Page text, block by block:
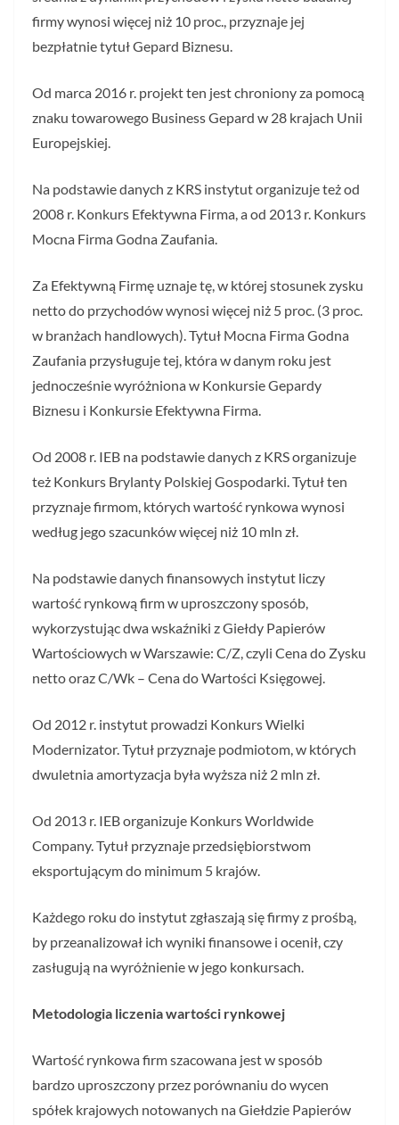
firmy wynosi więcej niż 10 proc., przyznaje jej
bezpłatnie tytuł Gepard Biznesu.
Od marca 2016 r. projekt ten jest chroniony za pomocą
znaku towarowego Business Gepard w 28 krajach Unii
Europejskiej.
Na podstawie danych z KRS instytut organizuje też od
2008 r. Konkurs Efektywna Firma, a od 2013 r. Konkurs
Mocna Firma Godna Zaufania.
Za Efektywną Firmę uznaje tę, w której stosunek zysku
netto do przychodów wynosi więcej niż 5 proc. (3 proc.
w branżach handlowych). Tytuł Mocna Firma Godna
Zaufania przysługuje tej, która w danym roku jest
jednocześnie wyróżniona w Konkursie Gepardy
Biznesu i Konkursie Efektywna Firma.
Od 2008 r. IEB na podstawie danych z KRS organizuje
też Konkurs Brylanty Polskiej Gospodarki. Tytuł ten
przyznaje firmom, których wartość rynkowa wynosi
według jego szacunków więcej niż 10 mln zł.
Na podstawie danych finansowych instytut liczy
wartość rynkową firm w uproszczony sposób,
wykorzystując dwa wskaźniki z Giełdy Papierów
Wartościowych w Warszawie: C/Z, czyli Cena do Zysku
netto oraz C/Wk – Cena do Wartości Księgowej.
Od 2012 r. instytut prowadzi Konkurs Wielki
Modernizator. Tytuł przyznaje podmiotom, w których
dwuletnia amortyzacja była wyższa niż 2 mln zł.
Od 2013 r. IEB organizuje Konkurs Worldwide
Company. Tytuł przyznaje przedsiębiorstwom
eksportującym do minimum 5 krajów.
Każdego roku do instytut zgłaszają się firmy z prośbą,
by przeanalizował ich wyniki finansowe i ocenił, czy
zasługują na wyróżnienie w jego konkursach.
Metodologia liczenia wartości rynkowej
Wartość rynkowa firm szacowana jest w sposób
bardzo uproszczony przez porównaniu do wycen
spółek krajowych notowanych na Giełdzie Papierów